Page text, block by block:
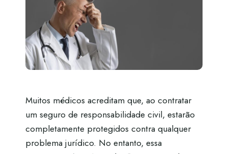
Muitos médicos acreditam que, ao contratar
um seguro de responsabilidade civil, estarão
completamente protegidos contra qualquer
problema jurídico. No entanto, essa